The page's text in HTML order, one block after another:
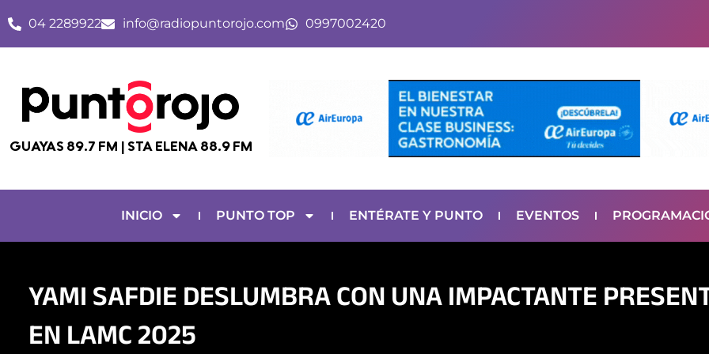
contenido
04 2289922 info@radiopuntorojo.com 0997002420
GUAYAS 89.7 FM | STA ELENA 88.9 FM
INICIO PUNTO TOP ENTÉRATE Y PUNTO EVENTOS
YAMI SAFDIE DESLUMBRA CON UNA IMPACTANTE
EN LAMC 2025